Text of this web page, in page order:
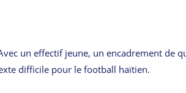
un effectif jeune, un encadrement de
difficile pour le football haïtien.